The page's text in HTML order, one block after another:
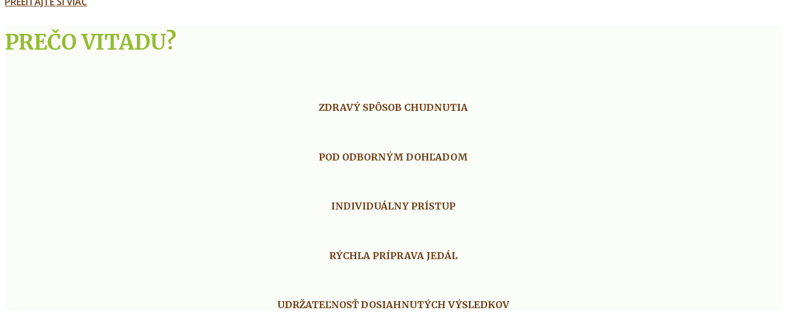
PREČO VITADU?
ZDRAVÝ SPÔSOB CHUDNUTIA
POD ODBORNÝM DOHĽADOM
INDIVIDUÁLNY PRÍSTUP
RÝCHLA PRÍPRAVA JEDÁL
UDRŽATEĽNOSŤ DOSIAHNUTÝCH VÝSLEDKOV